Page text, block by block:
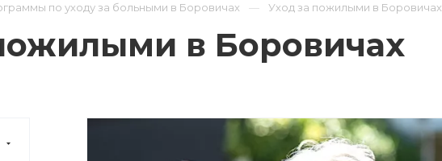
по уходу за больными в Боровичах Уход за пожилыми в Боровичах
в Боровичах